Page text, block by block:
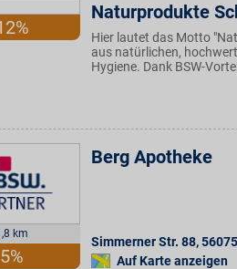
Naturprodukte
Hier lautet das Motto
aus natürlichen,
Hygiene. Dank BSW-
km
5%
Berg Apotheke
Simmerner Str. 88,56075
Auf Karte anzeigen